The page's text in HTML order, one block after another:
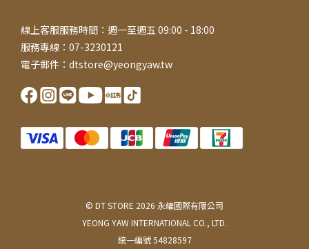
線上客服服務時間：週一至週五 09:00 - 18:00
服務專線：07-3230121
電子郵件：dtstore@yeongyaw.tw
© DT STORE 2026 永耀國際有限公司
YEONG YAW INTERNATIONAL CO., LTD.
統一編號 54828597